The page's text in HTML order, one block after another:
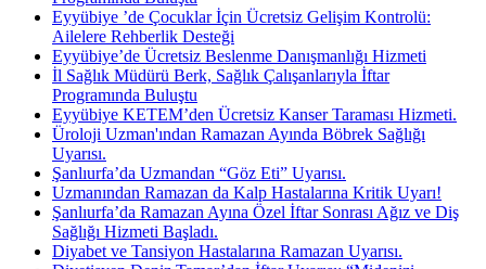
Eyyübiye ’de Çocuklar İçin Ücretsiz Gelişim Kontrolü:
Ailelere Rehberlik Desteği
Eyyübiye’de Ücretsiz Beslenme Danışmanlığı Hizmeti
İl Sağlık Müdürü Berk, Sağlık Çalışanlarıyla İftar
Programında Buluştu
Eyyübiye KETEM’den Ücretsiz Kanser Taraması Hizmeti.
Üroloji Uzman'ından Ramazan Ayında Böbrek Sağlığı
Uyarısı.
Şanlıurfa’da Uzmandan “Göz Eti” Uyarısı.
Uzmanından Ramazan da Kalp Hastalarına Kritik Uyarı!
Şanlıurfa’da Ramazan Ayına Özel İftar Sonrası Ağız ve Diş
Sağlığı Hizmeti Başladı.
Diyabet ve Tansiyon Hastalarına Ramazan Uyarısı.